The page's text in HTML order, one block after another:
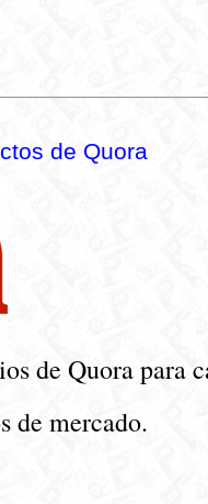
de Quora
de Quora para
de mercado.